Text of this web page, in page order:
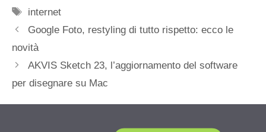
Tag
internet
Google Foto, restyling di tutto rispetto: ecco le
novità
AKVIS Sketch 23, l’aggiornamento del software
per disegnare su Mac